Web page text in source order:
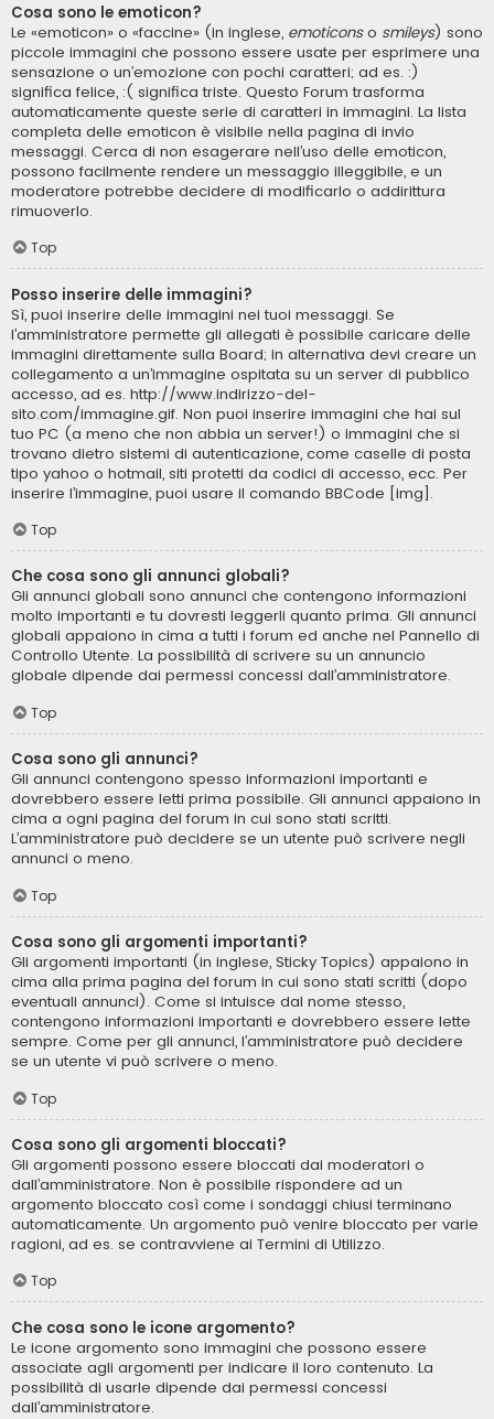
Cosa sono le emoticon?
Le «emoticon» o «faccine» (in inglese, emoticonso smileys) sono
piccole immagini che possono essere usate per esprimere una
sensazione o un’emozione con pochi caratteri; ad es. :)
significa felice, :( significa triste. Questo Forum trasforma
automaticamente queste serie di caratteri in immagini. La lista
completa delle emoticon è visibile nella pagina di invio
messaggi. Cerca di non esagerare nell’uso delle emoticon,
possono facilmente rendere un messaggio illeggibile, e un
moderatore potrebbe decidere di modificarlo o addirittura
rimuoverlo.
Top
Posso inserire delle immagini?
Sì, puoi inserire delle immagini nei tuoi messaggi. Se
l’amministratore permette gli allegati è possibile caricare delle
immagini direttamente sulla Board; in alternativa devi creare un
collegamento a un’immagine ospitata su un server di pubblico
accesso, ad es. http://www.indirizzo-del-
sito.com/immagine.gif. Non puoi inserire immagini che hai sul
tuo PC (a meno che non abbia un server!) o immagini che si
trovano dietro sistemi di autenticazione, come caselle di posta
tipo yahoo o hotmail, siti protetti da codici di accesso, ecc. Per
inserire l’immagine, puoi usare il comando BBCode [img].
Top
Che cosa sono gli annunci globali?
Gli annunci globali sono annunci che contengono informazioni
molto importanti e tu dovresti leggerli quanto prima. Gli annunci
globali appaiono in cima a tutti i forum ed anche nel Pannello di
Controllo Utente. La possibilità di scrivere su un annuncio
globale dipende dai permessi concessi dall’amministratore.
Top
Cosa sono gli annunci?
Gli annunci contengono spesso informazioni importanti e
dovrebbero essere letti prima possibile. Gli annunci appaiono in
cima a ogni pagina del forum in cui sono stati scritti.
L’amministratore può decidere se un utente può scrivere negli
annunci o meno.
Top
Cosa sono gli argomenti importanti?
Gli argomenti importanti (in inglese, Sticky Topics) appaiono in
cima alla prima pagina del forum in cui sono stati scritti (dopo
eventuali annunci). Come si intuisce dal nome stesso,
contengono informazioni importanti e dovrebbero essere lette
sempre. Come per gli annunci, l’amministratore può decidere
se un utente vi può scrivere o meno.
Top
Cosa sono gli argomenti bloccati?
Gli argomenti possono essere bloccati dai moderatori o
dall’amministratore. Non è possibile rispondere ad un
argomento bloccato così come i sondaggi chiusi terminano
automaticamente. Un argomento può venire bloccato per varie
ragioni, ad es. se contravviene ai Termini di Utilizzo.
Top
Che cosa sono le icone argomento?
Le icone argomento sono immagini che possono essere
associate agli argomenti per indicare il loro contenuto. La
possibilità di usarle dipende dai permessi concessi
dall’amministratore.